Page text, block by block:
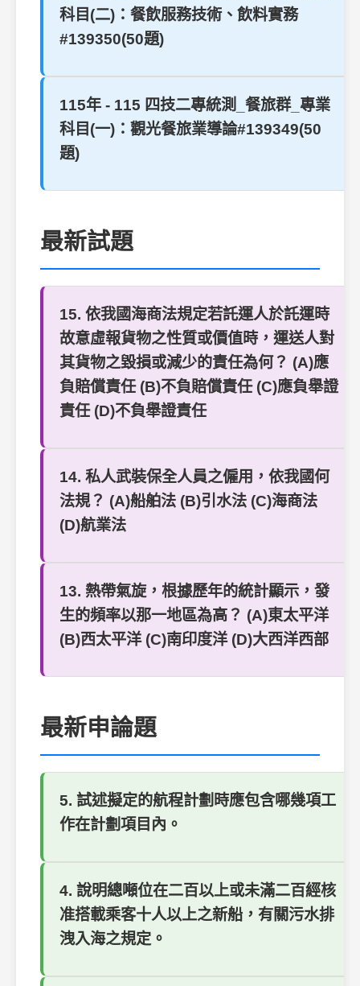
科目(二)：餐飲服務技術、飲料實務
#139350(50題)
115年 - 115 四技二專統測_餐旅群_專業
科目(一)：觀光餐旅業導論#139349(50
題)
最新試題
15. 依我國海商法規定若託運人於託運時
故意虛報貨物之性質或價值時，運送人對
其貨物之毀損或減少的責任為何？ (A)應
負賠償責任 (B)不負賠償責任 (C)應負舉證
責任 (D)不負舉證責任
14. 私人武裝保全人員之僱用，依我國何
法規？ (A)船舶法 (B)引水法 (C)海商法
(D)航業法
13. 熱帶氣旋，根據歷年的統計顯示，發
生的頻率以那一地區為高？ (A)東太平洋
(B)西太平洋 (C)南印度洋 (D)大西洋西部
最新申論題
5. 試述擬定的航程計劃時應包含哪幾項工
作在計劃項目內。
4. 說明總噸位在二百以上或未滿二百經核
准搭載乘客十人以上之新船，有關污水排
洩入海之規定。